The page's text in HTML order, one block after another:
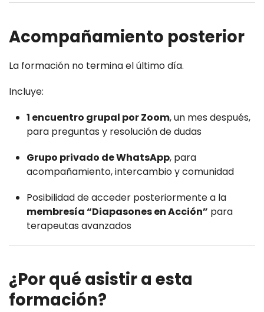
Acompañamiento posterior
La formación no termina el último día.
Incluye:
1 encuentro grupal por Zoom, un mes después,
para preguntas y resolución de dudas
Grupo privado de WhatsApp, para
acompañamiento, intercambio y comunidad
Posibilidad de acceder posteriormente a la
membresía “Diapasones en Acción” para
terapeutas avanzados
¿Por qué asistir a esta
formación?